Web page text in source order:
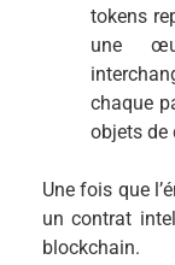
tokens
une
chaque
objets de
Une fois que
un contrat
blockchain.